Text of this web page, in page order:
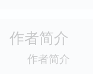
作者简介
作者简介